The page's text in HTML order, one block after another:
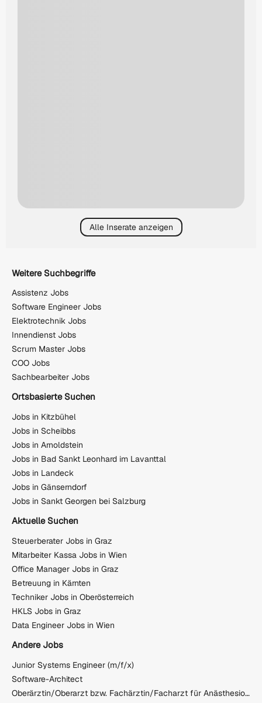
Alle Inserate anzeigen
Weitere Suchbegriffe
Assistenz Jobs
Software Engineer Jobs
Elektrotechnik Jobs
Innendienst Jobs
Scrum Master Jobs
COO Jobs
Sachbearbeiter Jobs
Ortsbasierte Suchen
Jobs in Kitzbühel
Jobs in Scheibbs
Jobs in Arnoldstein
Jobs in Bad Sankt Leonhard im Lavanttal
Jobs in Landeck
Jobs in Gänserndorf
Jobs in Sankt Georgen bei Salzburg
Aktuelle Suchen
Steuerberater Jobs in Graz
Mitarbeiter Kassa Jobs in Wien
Office Manager Jobs in Graz
Betreuung in Kärnten
Techniker Jobs in Oberösterreich
HKLS Jobs in Graz
Data Engineer Jobs in Wien
Andere Jobs
Junior Systems Engineer (m/f/x)
Software-Architect
Oberärztin/Oberarzt bzw. Fachärztin/Facharzt für Anästhesiologie und Intensivmedizin